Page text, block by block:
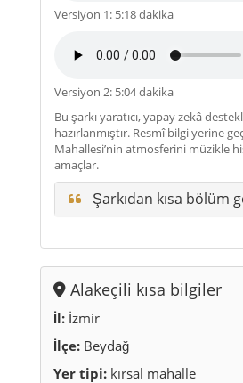
Versiyon 1: 5:18 dakika
Versiyon 2: 5:04 dakika
Bu şarkı yaratıcı, yapay zekâ
hazırlanmıştır. Resmî bilgi yerine
Mahallesi’nin atmosferini müzikle
amaçlar.
Şarkıdan kısa bölüm
Alakeçili kısa bilgiler
İl: İzmir
İlçe: Beydağ
Yer tipi: kırsal mahalle